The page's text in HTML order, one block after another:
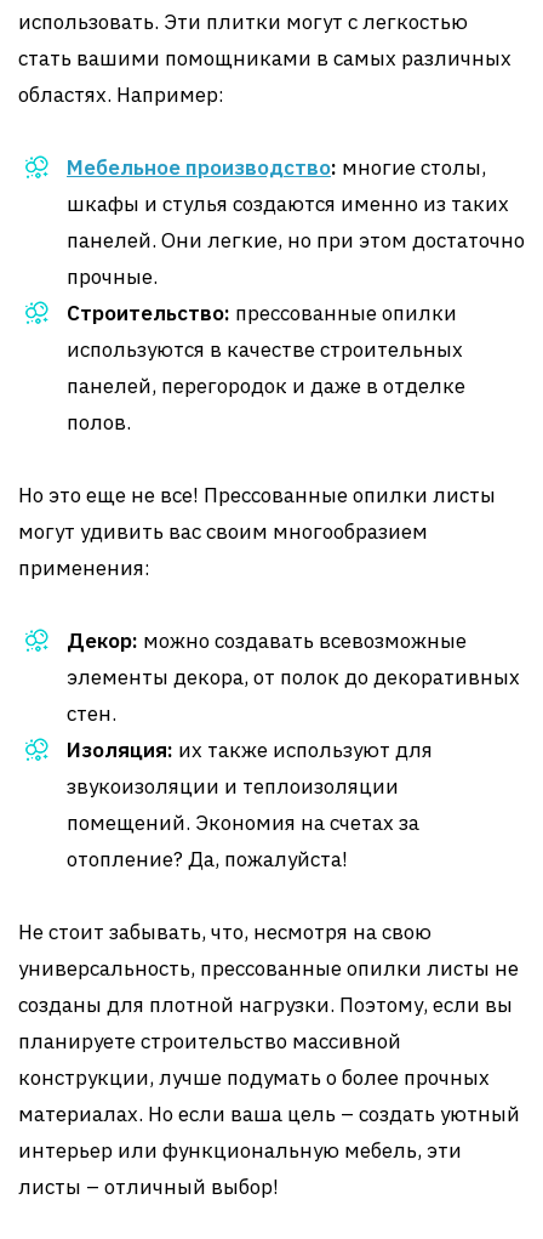
использовать. Эти плитки могут с легкостью
стать вашими помощниками в самых различных
областях. Например:
Мебельное производство: многие столы,
шкафы и стулья создаются именно из таких
панелей. Они легкие, но при этом достаточно
прочные.
Строительство: прессованные опилки
используются в качестве строительных
панелей, перегородок и даже в отделке
полов.
Но это еще не все! Прессованные опилки листы
могут удивить вас своим многообразием
применения:
Декор: можно создавать всевозможные
элементы декора, от полок до декоративных
стен.
Изоляция: их также используют для
звукоизоляции и теплоизоляции
помещений. Экономия на счетах за
отопление? Да, пожалуйста!
Не стоит забывать, что, несмотря на свою
универсальность, прессованные опилки листы не
созданы для плотной нагрузки. Поэтому, если вы
планируете строительство массивной
конструкции, лучше подумать о более прочных
материалах. Но если ваша цель – создать уютный
интерьер или функциональную мебель, эти
листы – отличный выбор!